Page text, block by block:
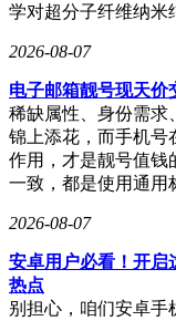
学对超分子纤维纳
2026-08-07
电子邮箱靓号现天价
稀缺属性、身份需求
锦上添花，而手机号
作用，才是靓号值钱
一致，都是使用通
2026-08-07
安卓用户必看！开启
热点
别担心，咱们安卓手